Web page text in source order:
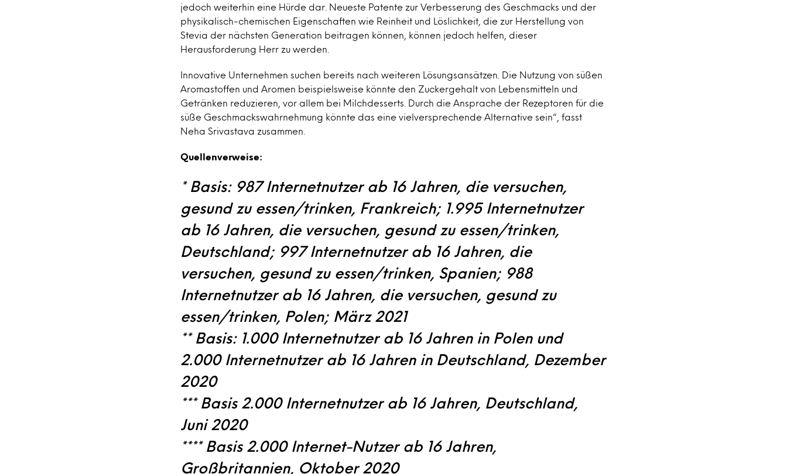
jedoch weiterhin eine Hürde dar. Neueste Patente zur Verbesserung des Geschmacks und der
physikalisch-chemischen Eigenschaften wie Reinheit und Löslichkeit, die zur Herstellung von
Stevia der nächsten Generation beitragen können, können jedoch helfen, dieser
Herausforderung Herr zu werden.
Innovative Unternehmen suchen bereits nach weiteren Lösungsansätzen. Die Nutzung von süßen
Aromastoffen und Aromen beispielsweise könnte den Zuckergehalt von Lebensmitteln und
Getränken reduzieren, vor allem bei Milchdesserts. Durch die Ansprache der Rezeptoren für die
süße Geschmackswahrnehmung könnte das eine vielversprechende Alternative sein“, fasst
Neha Srivastava zusammen.
Quellenverweise:
* Basis: 987 Internetnutzer ab 16 Jahren, die versuchen,
gesund zu essen/trinken, Frankreich; 1.995 Internetnutzer
ab 16 Jahren, die versuchen, gesund zu essen/trinken,
Deutschland; 997 Internetnutzer ab 16 Jahren, die
versuchen, gesund zu essen/trinken, Spanien; 988
Internetnutzer ab 16 Jahren, die versuchen, gesund zu
essen/trinken, Polen; März 2021
** Basis: 1.000 Internetnutzer ab 16 Jahren in Polen und
2.000 Internetnutzer ab 16 Jahren in Deutschland, Dezember
2020
*** Basis 2.000 Internetnutzer ab 16 Jahren, Deutschland,
Juni 2020
**** Basis 2.000 Internet-Nutzer ab 16 Jahren,
Großbritannien, Oktober 2020